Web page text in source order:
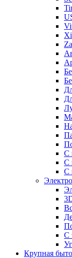
С
С
С
С
Крупная